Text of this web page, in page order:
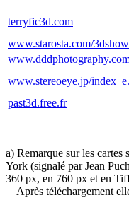
terryfic3d.com
www.starosta.com/
www.stereoeye.jp/
past3d.free.fr
a) Remarque sur les
York (signalé par Jean
360 px, en 760 px et en
Après téléchargement